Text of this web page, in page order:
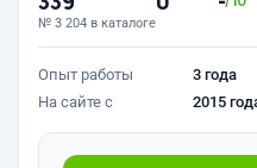
№ 3 204 в каталоге
Опыт работы
3 года
На сайте с
2015